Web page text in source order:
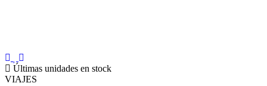
Últimas unidades en stock
VIAJES